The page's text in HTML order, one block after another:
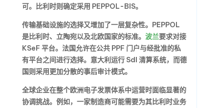
可。比利时则确定采用 PEPPOL-BIS。
传输基础设施的选择又增加了一层复杂性。PEPPOL
是比利时、立陶宛以及北欧国家的标准。 波兰要求对接
KSeF 平台。法国允许在公共 PPF 门户与经批准的私
有平台之间进行选择。意大利运行 SdI 清算系统，而德
国则采用更加分散的事后审计模式。
全球企业在整个欧洲电子发票体系中运营时面临显著的
协调挑战。例如，一家制造商可能需要为其比利时业务